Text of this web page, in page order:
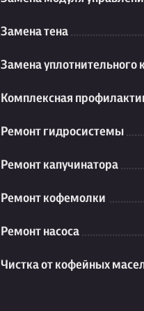
Замена тена
Замена уплотнительного
Комплексная
Ремонт гидросистемы
Ремонт капучинатора
Ремонт кофемолки
Ремонт насоса
Чистка от кофейных